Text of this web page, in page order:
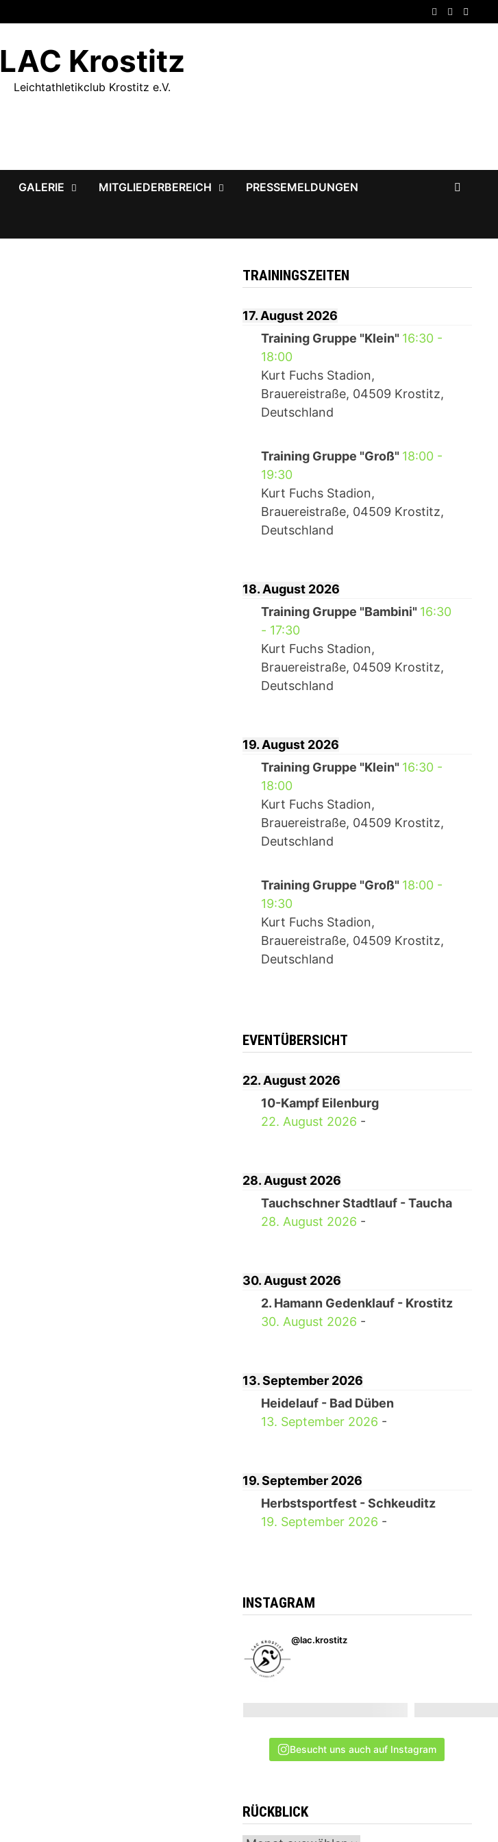
LAC Krostitz
Leichtathletikclub Krostitz e.V.
GALERIE MITGLIEDERBEREICH PRESSEMELDUNGEN
TRAININGSZEITEN
17. August 2026
Training Gruppe "Klein" 16:30-
18:00
Kurt Fuchs Stadion,
Brauereistraße, 04509 Krostitz,
Deutschland
Training Gruppe "Groß" 18:00-
19:30
Kurt Fuchs Stadion,
Brauereistraße, 04509 Krostitz,
Deutschland
18. August 2026
Training Gruppe "Bambini" 16:30
- 17:30
Kurt Fuchs Stadion,
Brauereistraße, 04509 Krostitz,
Deutschland
19. August 2026
Training Gruppe "Klein" 16:30-
18:00
Kurt Fuchs Stadion,
Brauereistraße, 04509 Krostitz,
Deutschland
Training Gruppe "Groß" 18:00-
19:30
Kurt Fuchs Stadion,
Brauereistraße, 04509 Krostitz,
Deutschland
EVENTÜBERSICHT
22. August 2026
10-Kampf Eilenburg
22. August 2026 -
28. August 2026
Tauchschner Stadtlauf - Taucha
28. August 2026 -
30. August 2026
2. Hamann Gedenklauf - Krostitz
30. August 2026 -
13. September 2026
Heidelauf - Bad Düben
13. September 2026 -
19. September 2026
Herbstsportfest - Schkeuditz
19. September 2026 -
INSTAGRAM
@lac.krostitz
Besucht uns auch auf Instagram
RÜCKBLICK